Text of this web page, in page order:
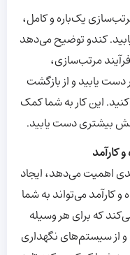
یک‌باره و کامل،
کندو توضیح می‌دهد
مرتب‌سازی،
دست یابید و از بازگشت
این کار به شما کمک
بیشتری دست یابید.
کارآمد
اهمیت می‌دهد، ایجاد
کارآمد می‌تواند به شما
که برای هر وسیله
از سیستم‌های نگهداری